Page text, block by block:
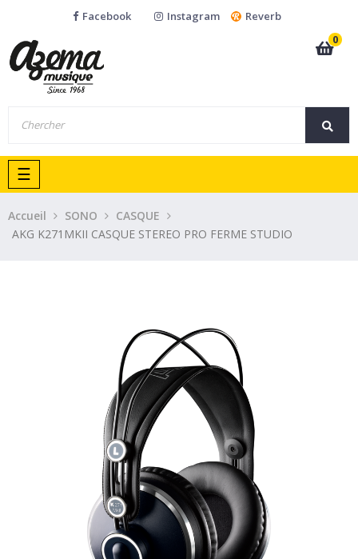
Facebook Instagram
Reverb
0
Basculer
la
navigation
☰
Accueil SONO
CASQUE
AKG K271MKII CASQUE STEREO PRO FERME STUDIO